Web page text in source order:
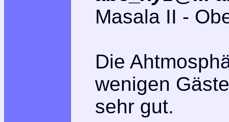
Masala II -
Die
wenigen
sehr gut.